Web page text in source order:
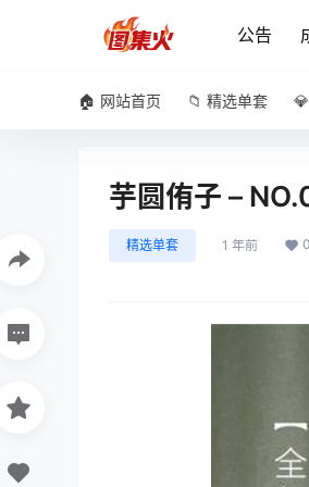
公告
🏠 网站首页 📁 精选单套
芋圆侑子 –
精选单套 1 年前 0